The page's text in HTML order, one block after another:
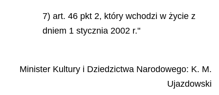
7) art. 46 pkt 2, który wchodzi w życie z
dniem 1 stycznia 2002 r."
Minister Kultury i Dziedzictwa Narodowego: K. M.
Ujazdowski